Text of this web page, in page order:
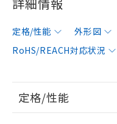
定格/性能 外形図
RoHS/REACH対応状況
定格/性能